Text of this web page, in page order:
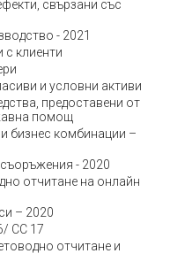
свързани със
- 2021
клиенти
и условни активи
предоставени от
помощ
бизнес комбинации –
- 2020
отчитане на онлайн
– 2020
СС 17
отчитане и